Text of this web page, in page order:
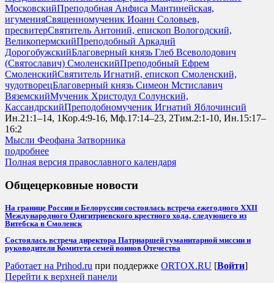
МосковскийПреподобная Анфиса Мантинейская,
игуменияСвященномученик Иоанн Соловьев,
пресвитерСвятитель Антоний, епископ Вологодский,
ВеликопермскийПреподобный Аркадий
ДорогобужскийБлаговерный князь Глеб Всеволодович
(Святославич) СмоленскийПреподобный Ефрем
СмоленскийСвятитель Игнатий, епископ Смоленский,
чудотворецБлаговерный князь Симеон Мстиславич
ВяземскийМученик Христодул Солунский,
КассандрскийПреподобномученик Игнатий Яблочинсий
Ин.21:1–14, 1Кор.4:9-16, Мф.17:14–23, 2Тим.2:1-10, Ин.15:17–
16:2
Мысли Феофана Затворника
подробнее
Полная версия православного календаря
Общецерковные новости
На границе России и Белоруссии состоялась встреча ежегодного XXII
Международного Одигитриевского крестного хода, следующего из
Витебска в Смоленск
Состоялась встреча директора Патриаршей гуманитарной миссии и
руководителя Комитета семей воинов Отечества
Работает на Prihod.ru при поддержке ORTOX.RU [Войти]
Перейти к верхней панели